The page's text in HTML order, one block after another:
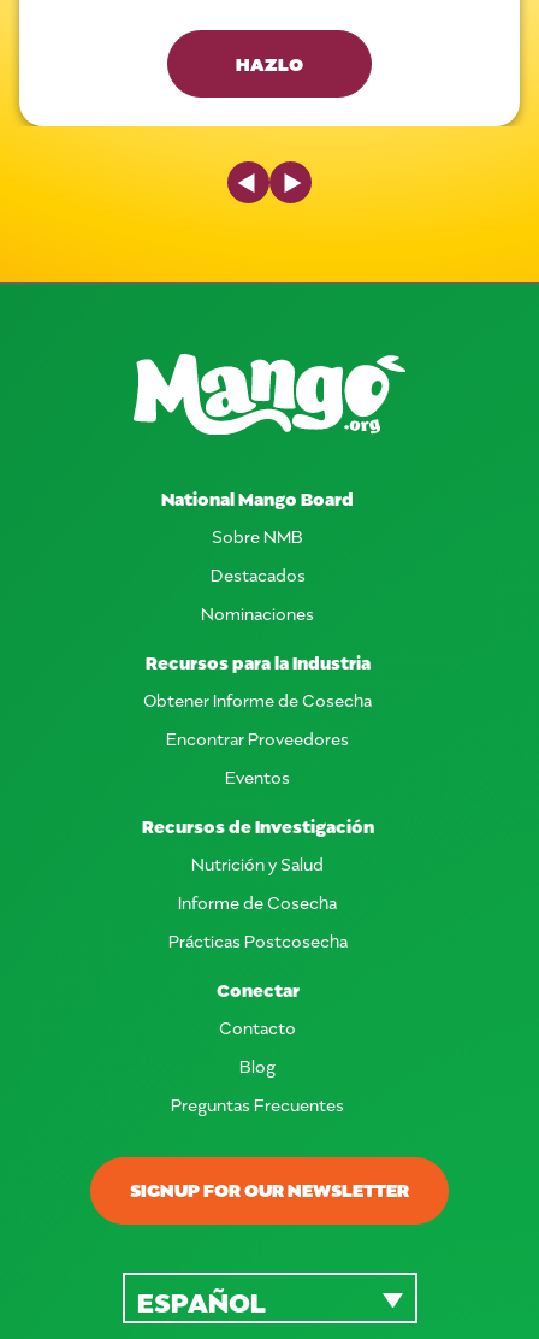
HAZLO
Previous Slide
Next Slide
SIGNUP FOR OUR NEWSLETTER
National Mango Board
Sobre NMB
Destacados
Nominaciones
Recursos para la Industria
Obtener Informe de Cosecha
Encontrar Proveedores
Eventos
Recursos de Investigación
Nutrición y Salud
Informe de Cosecha
Prácticas Postcosecha
Conectar
Contacto
Blog
Preguntas Frecuentes
ESPAÑOL